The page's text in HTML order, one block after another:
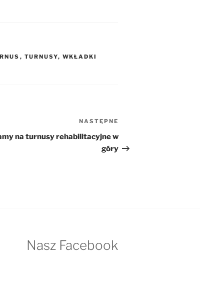
, TURNUSY, WKŁADKI
wpis
NASTĘPNE
na turnusy rehabilitacyjne w
góry
Nasz Facebook